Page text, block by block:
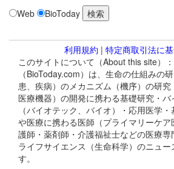
Web BioToday
利用規約 | 特定商取引法に
このサイトについて（About this site）
（BioToday.com）は、生命の仕組みの
患、疾病）のメカニズム（機序）の研究
医療機器）の開発に携わる基礎研究・
（バイオテック、バイオ）・応用医学
や医療に携わる医師（プライマリーケ
護師・薬剤師・介護福祉士などの医療
ライフサイエンス（生命科学）のニュー
す。